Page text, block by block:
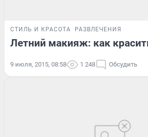
СТИЛЬ И КРАСОТА РАЗВЛЕЧЕНИЯ
Летний макияж: как
9 июля, 2015, 08:58 1 248 Обсудить